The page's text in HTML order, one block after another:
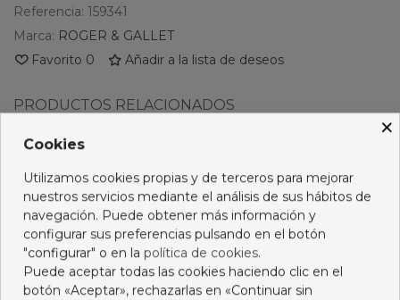
Referencia: 159341
Marca: ROGER & GALLET
Favorito 0 Añadir a la lista de deseos
PRODUCTOS RELACIONADOS
No hay artículos
Descripción
Opiniones
×
Cookies
Utilizamos cookies propias y de terceros para mejorar
nuestros servicios mediante el análisis de sus hábitos de
navegación. Puede obtener más información y
configurar sus preferencias pulsando en el botón
"configurar" o en la política de cookies.
Puede aceptar todas las cookies haciendo clic en el
botón «Aceptar», rechazarlas en «Continuar sin